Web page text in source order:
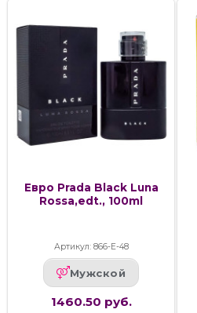
Евро Prada Black Luna
Rossa,edt., 100ml
Артикул: 866-Е-48
Мужской
1460.50 руб.